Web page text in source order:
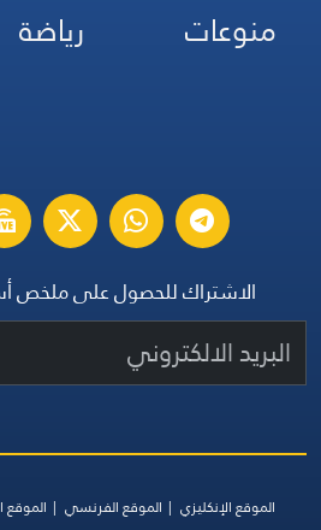
منوعات
رياضة
الاشتراك للحصول على ملخص
الموقع الإنكليزي الموقع الفرنسي الموقع